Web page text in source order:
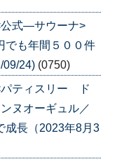
公式―サウーナ>
も年間５００件
09/24) (0750)
パティスリー ド
オーギュル／
成長（2023年8月3